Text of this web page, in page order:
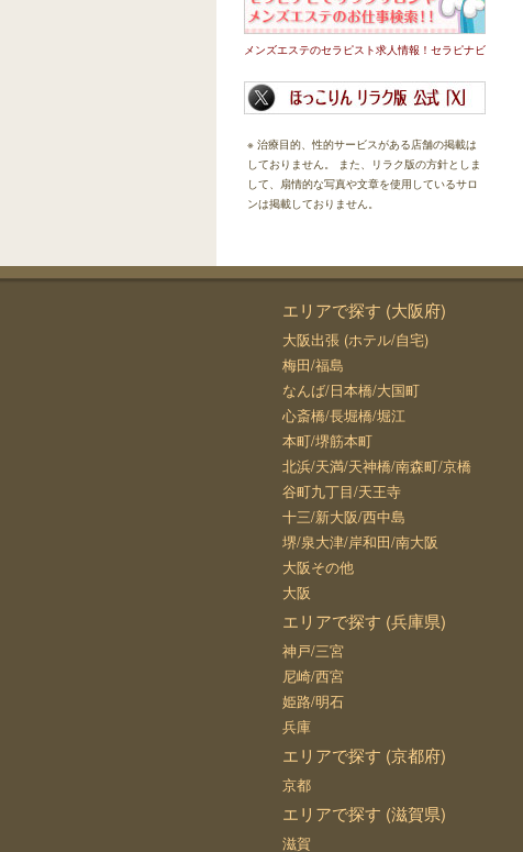
メンズエステのセラピスト求人情報！セラピナビ
※ 治療目的、性的サービスがある店舗の掲載は
しておりません。 また、リラク版の方針としま
して、扇情的な写真や文章を使用しているサロ
ンは掲載しておりません。
エリアで探す (大阪府)
大阪出張 (ホテル/自宅)
梅田/福島
なんば/日本橋/大国町
心斎橋/長堀橋/堀江
本町/堺筋本町
北浜/天満/天神橋/南森町/京橋
谷町九丁目/天王寺
十三/新大阪/西中島
堺/泉大津/岸和田/南大阪
大阪その他
大阪
エリアで探す (兵庫県)
神戸/三宮
尼崎/西宮
姫路/明石
兵庫
エリアで探す (京都府)
京都
エリアで探す (滋賀県)
滋賀